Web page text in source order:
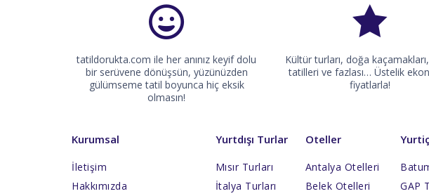
tatildorukta.com ile her anınız keyif dolu
bir serüvene dönüşsün, yüzünüzden
gülümseme tatil boyunca hiç eksik
olmasın!
Kültür turları, doğa
tatilleri ve fazlası… Üstelik
fiyatlarla!
Kurumsal
İletişim
Hakkımızda
Yurtdışı Turlar
Mısır Turları
İtalya Turları
Oteller
Antalya Otelleri
Belek Otelleri
GAP